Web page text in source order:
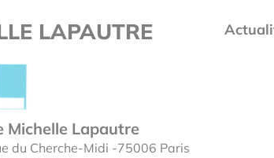
LAPAUTRE
Michelle Lapautre
du Cherche-Midi -75006 Paris